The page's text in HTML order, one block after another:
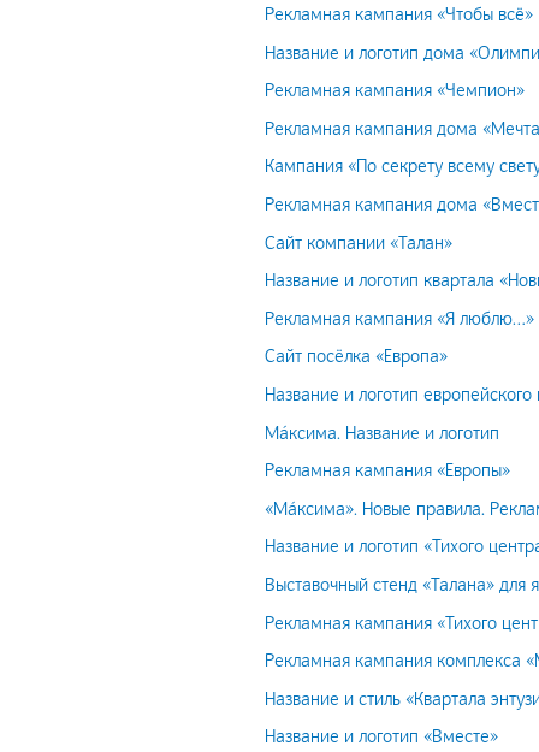
Рекламная кампания «Чтобы всё»
Название и логотип дома
Рекламная кампания «Чемпион»
Рекламная кампания дома
Кампания «По секрету всему
Рекламная кампания дома
Сайт компании «Талан»
Название и логотип квартала
Рекламная кампания «Я люблю…»
Сайт посёлка «Европа»
Название и логотип европейского
Ма́ксима. Название и логотип
Рекламная кампания «Европы»
«Ма́ксима». Новые правила.
Название и логотип «Тихого
Выставочный стенд «Талана»
Рекламная кампания «Тихого
Рекламная кампания комплекса
Название и стиль «Квартала
Название и логотип «Вместе»